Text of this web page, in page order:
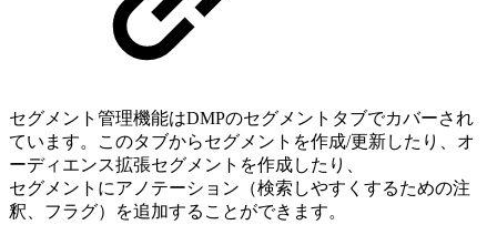
セグメント管理機能はDMPのセグメントタブでカバーされ
ています。このタブからセグメントを作成/更新したり、オ
ーディエンス拡張セグメントを作成したり、
セグメントにアノテーション（検索しやすくするための注
釈、フラグ）を追加することができます。